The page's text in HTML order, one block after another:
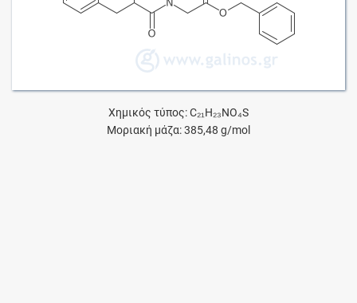
Χημικός τύπος: C₂₁H₂₃NO₄S
Μοριακή μάζα: 385,48 g/mol